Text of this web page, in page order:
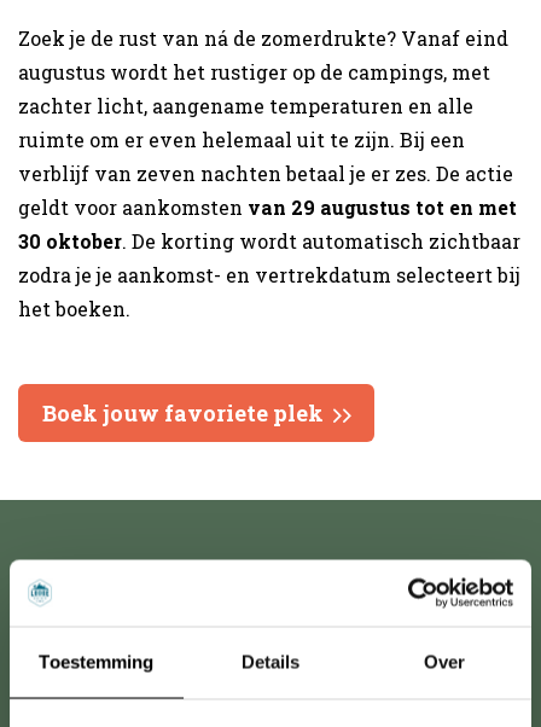
Toestemming Details Over
Zoek je de rust van ná de zomerdrukte? Vanaf eind
augustus wordt het rustiger op de campings, met
zachter licht, aangename temperaturen en alle
ruimte om er even helemaal uit te zijn. Bij een
verblijf van zeven nachten betaal je er zes. De actie
geldt voor aankomsten van 29 augustus tot en met
30 oktober. De korting wordt automatisch zichtbaar
zodra je je aankomst- en vertrekdatum selecteert bij
het boeken.
Boek jouw favoriete plek
waarom onze gasten kiezen
voor lodge holidays